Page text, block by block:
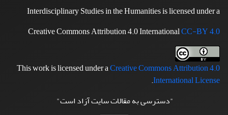
Interdisciplinary Studies in the Humanities is licensed under a
Creative Commons Attribution 4.0 InternationalCC-BY 4.0
This work is licensed under aCreative Commons Attribution 4.0
International License
.
"دسترسی به مقالات سایت آزاد است"